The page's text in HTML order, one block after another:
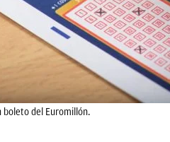
boleto del Euromillón.